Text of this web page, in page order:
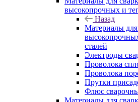
высокопрочных и
Назад
Материалы
сталей
Электроды
Проволока
Проволока
Прутки
Флюс
Материалы для